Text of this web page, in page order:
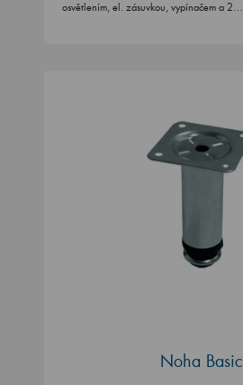
osvětlením, el. zásuvkou, vypínačem a 2…
Noha Basic